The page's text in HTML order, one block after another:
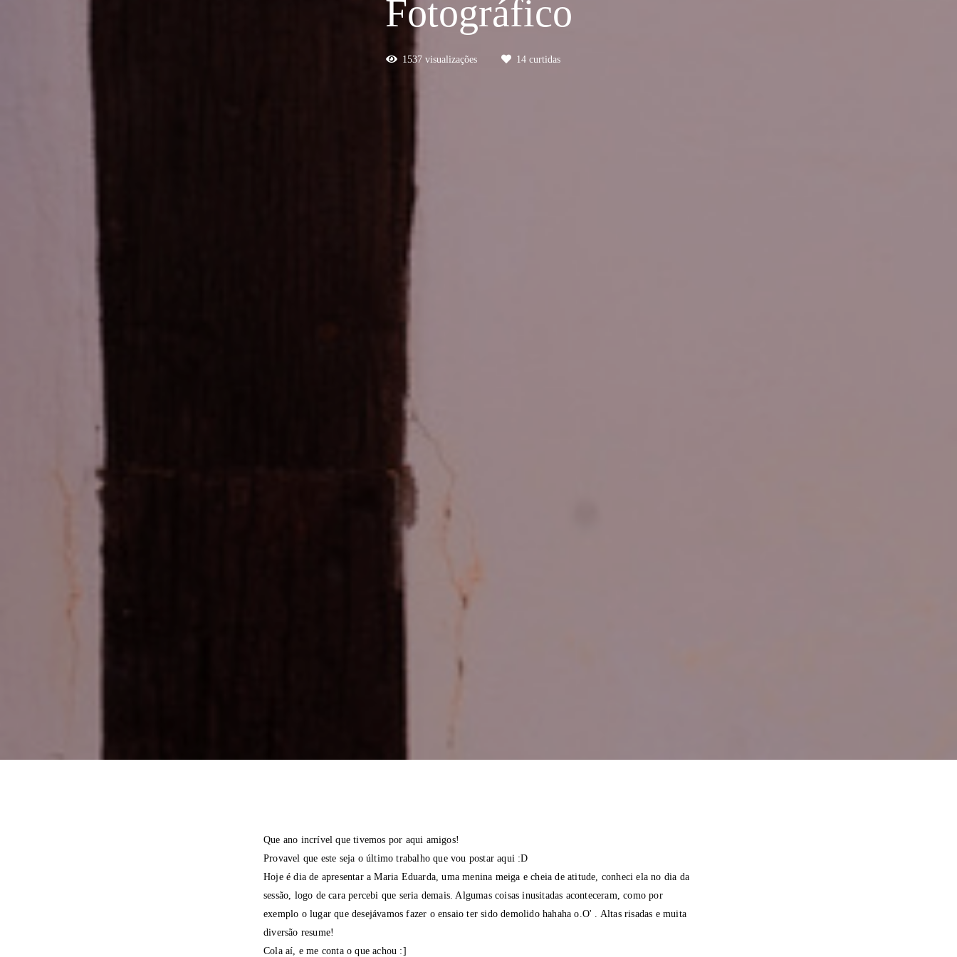
Fotográfico
1537 visualizações 14 curtidas
Que ano incrível que tivemos por aqui amigos!
Provavel que este seja o último trabalho que vou postar aqui :D
Hoje é dia de apresentar a Maria Eduarda, uma menina meiga e cheia de atitude, conheci ela no dia da
sessão, logo de cara percebi que seria demais. Algumas coisas inusitadas aconteceram, como por
exemplo o lugar que desejávamos fazer o ensaio ter sido demolido hahaha o.O' . Altas risadas e muita
diversão resume!
Cola aí, e me conta o que achou :]